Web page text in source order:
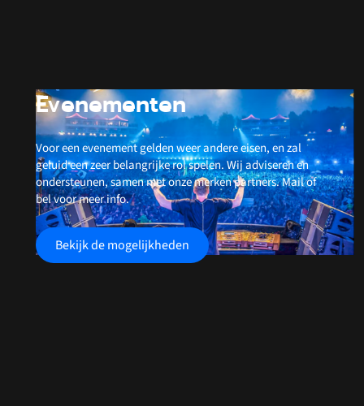
Evenementen
Voor een evenement gelden weer andere eisen, en zal
geluid een zeer belangrijke rol spelen. Wij adviseren en
ondersteunen, samen met onze merken partners. Mail of
bel voor meer info.
Bekijk de mogelijkheden